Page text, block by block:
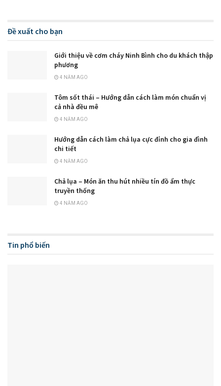
Đề xuất cho bạn
Giới thiệu về cơm cháy Ninh Bình cho du khách thập
phương
4 NĂM AGO
Tôm sốt thái – Hướng dẫn cách làm món chuẩn vị
cả nhà đều mê
4 NĂM AGO
Hướng dẫn cách làm chả lụa cực đỉnh cho gia đình
chi tiết
4 NĂM AGO
Chả lụa – Món ăn thu hút nhiều tín đồ ẩm thực
truyền thống
4 NĂM AGO
Tin phổ biến